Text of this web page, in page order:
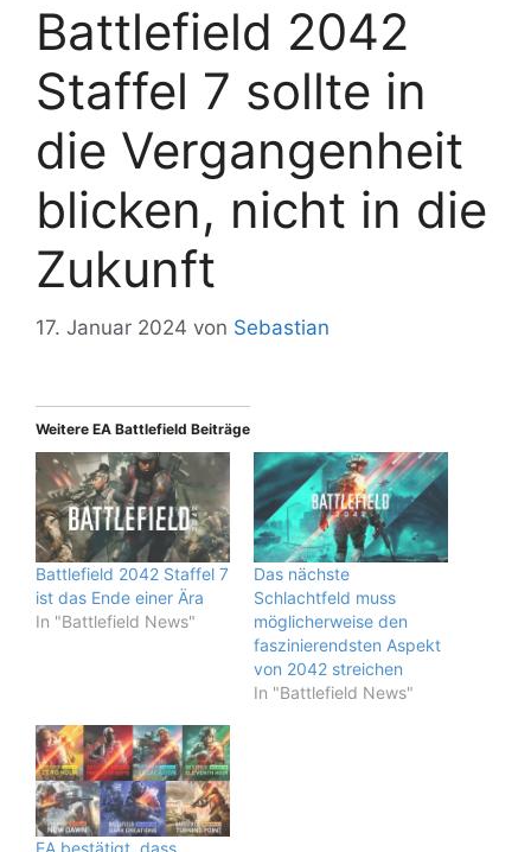
Battlefield 2042
Staffel 7 sollte in
die Vergangenheit
blicken, nicht in die
Zukunft
17. Januar 2024 von Sebastian
Weitere EA Battlefield Beiträge
Battlefield 2042 Staffel 7
ist das Ende einer Ära
In "Battlefield News"
Das nächste
Schlachtfeld muss
möglicherweise den
faszinierendsten Aspekt
von 2042 streichen
In "Battlefield News"
EA bestätigt, dass